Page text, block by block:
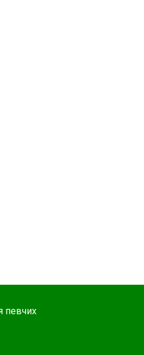
певчих